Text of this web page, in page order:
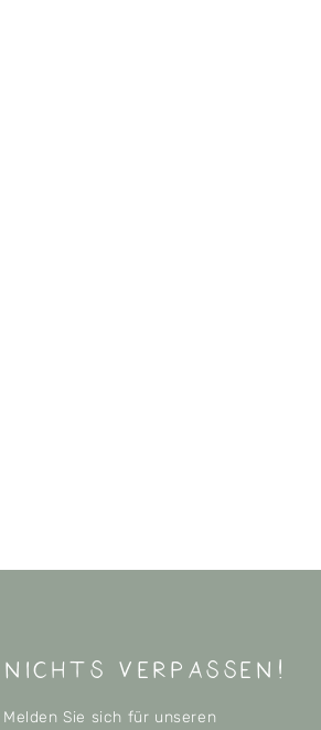
nichts verpassen!
Melden Sie sich für unseren